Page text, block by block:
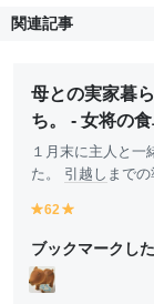
関連記事
母との実家暮
ち。 - 女将の
１月末に主人と一
た。 引越し まで
y
ll
o
w
62
ll
ブックマークし